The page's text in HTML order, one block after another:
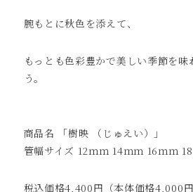
腕もとに秋色を添えて、
もっとも色彩豊かで美しい季節を味
う。
商品名 「樹映 （じゅえい）」
管幅サイズ 12ｍｍ 14ｍｍ 16ｍｍ
税込価格4,400円（本体価格4,000